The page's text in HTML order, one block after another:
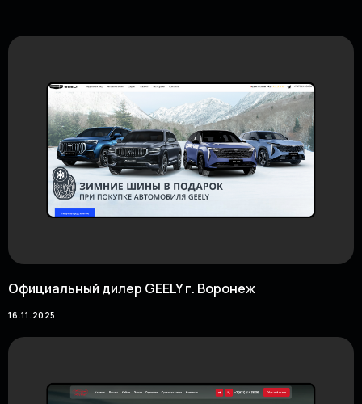
Официальный дилер GEELY г. Воронеж
16.11.2025